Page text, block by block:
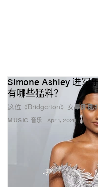
MUSIC 音乐
Simone Ashley 进军
有哪些猛料？
这位《Bridgerton》女星刚刚
Apr 1, 2026